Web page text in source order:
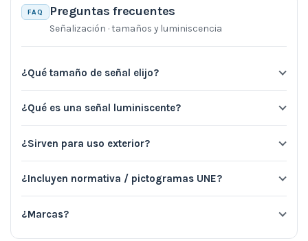
FAQ Preguntas frecuentes
Señalización · tamaños y luminiscencia
¿Qué tamaño de señal elijo?
¿Qué es una señal luminiscente?
¿Sirven para uso exterior?
¿Incluyen normativa / pictogramas UNE?
¿Marcas?